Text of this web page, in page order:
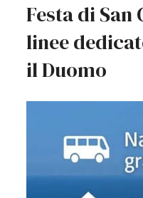
Festa di
linee
il Duomo